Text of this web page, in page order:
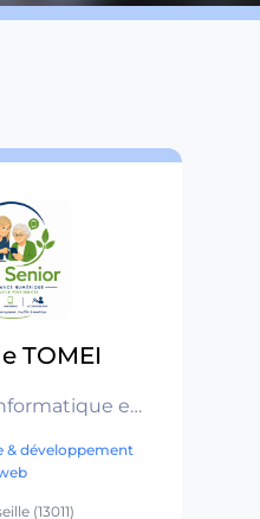
TOMEI
et
:
& développement
(13011)